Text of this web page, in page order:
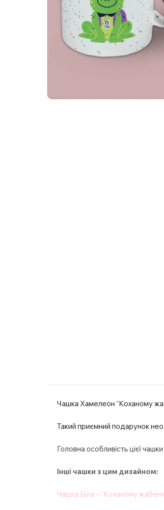
Чашка Хамелеон “Коханому
Такий приємний подарунок
Головна особливість цієї
Інші чашки з цим дизайном:
Чашка Біла – “Коханому